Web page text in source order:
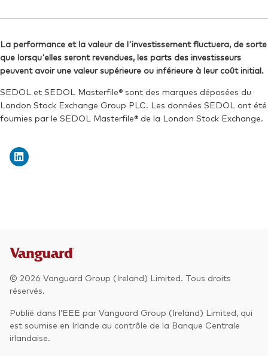
Reuters:V3PA.L
SEDOL:BKPHXC8
Exchange ticker:V3PA
ISIN:IE000GOJO2A3
Reuters:V3PB.L
SEDOL: BPNZTD2
Exchange ticker:V3PB
La performance et la valeur de l'investissement fluctuera, de sorte
que lorsqu'elles seront revendues, les parts des investisseurs
peuvent avoir une valeur supérieure ou inférieure à leur coût initial.
SEDOL et SEDOL Masterfile® sont des marques déposées du
London Stock Exchange Group PLC. Les données SEDOL ont été
fournies par le SEDOL Masterfile® de la London Stock Exchange.
© 2026 Vanguard Group (Ireland) Limited. Tous droits
réservés.
Publié dans l’EEE par Vanguard Group (Ireland) Limited, qui
est soumise en Irlande au contrôle de la Banque Centrale
irlandaise.